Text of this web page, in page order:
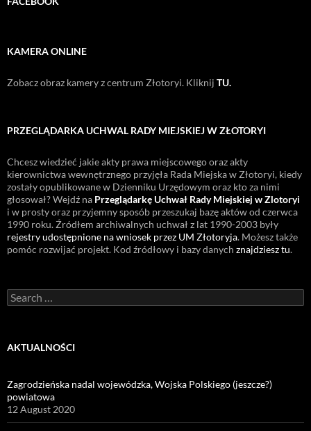
KAMERA ONLINE
Zobacz obraz kamery z centrum Złotoryi. Kliknij TU.
PRZEGLĄDARKA UCHWAL RADY MIEJSKIEJ W ZŁOTORYI
Chcesz wiedzieć jakie akty prawa miejscowego oraz akty
kierownictwa wewnętrznego przyjęła Rada Miejska w Złotoryi, kiedy
zostały opublikowane w Dzienniku Urzędowym oraz kto za nimi
głosował? Wejdź na Przeglądarkę Uchwał Rady Miejskiej w Zlotoryi
i w prosty oraz przyjemny sposób przeszukaj bazę aktów od czerwca
1990 roku. Źródłem archiwalnych uchwał z lat 1990-2003 były
rejestry udostępnione na wniosek przez UM Złotoryja. Możesz także
pomóc rozwijać projekt. Kod źródłowy i bazy danych znajdziesz tu.
Search
for:
AKTUALNOŚCI
Zagrodzieńska nadal wojewódzka, Wojska Polskiego (jeszcze?)
powiatowa
12 August 2020